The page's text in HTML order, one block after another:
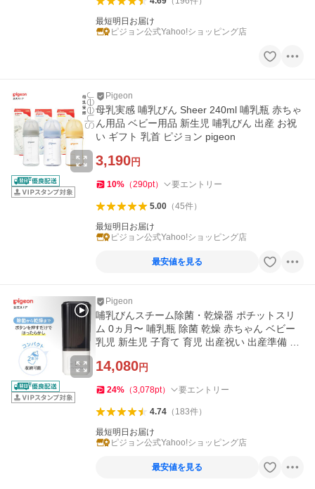
最短明日お届け
ピジョン公式Yahoo!ショッピング店
Pigeon
母乳実感 哺乳びん Sheer 240ml 哺乳瓶 赤ちゃ
ん用品 ベビー用品 新生児 哺乳びん 出産 お祝
い ギフト 乳首 ピジョン pigeon
3,190円
10% （290pt） 要エントリー
5.00（45件）
最短明日お届け
ピジョン公式Yahoo!ショッピング店
最安値を見る
Pigeon
哺乳びんスチーム除菌・乾燥器 ポチットスリ
ム 0ヵ月〜 哺乳瓶 除菌 乾燥 赤ちゃん ベビー
乳児 新生児 子育て 育児 出産祝い 出産準備 時
14,080円
24% （3,078pt） 要エントリー
4.74（ 183件）
最短明日お届け
ピジョン公式Yahoo!ショッピング店
最安値を見る